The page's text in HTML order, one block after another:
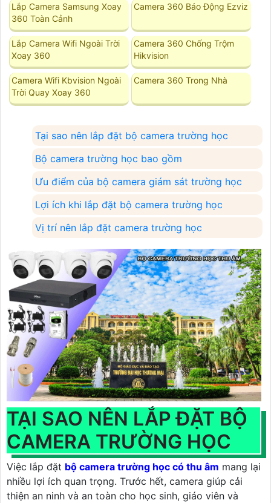
Lắp Camera Samsung Xoay
360 Toàn Cảnh
Camera 360 Báo Động Ezviz
Lắp Camera Wifi Ngoài Trời
Xoay 360
Camera 360 Chống Trộm
Hikvision
Camera Wifi Kbvision Ngoài
Trời Quay Xoay 360
Camera 360 Trong Nhà
Tại sao nên lắp đặt bộ camera trường học
Bộ camera trường học bao gồm
Ưu điểm của bộ camera giám sát trường học
Lợi ích khi lắp đặt bộ camera trường học
Vị trí nên lắp đặt camera trường học
TẠI SAO NÊN LẮP ĐẶT BỘ
CAMERA TRƯỜNG HỌC
Việc lắp đặt bộ camera trường học có thu âm mang lại
nhiều lợi ích quan trọng. Trước hết, camera giúp cải
thiện an ninh và an toàn cho học sinh, giáo viên và